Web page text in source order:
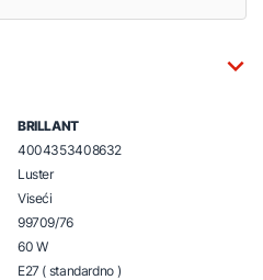
BRILLANT
4004353408632
Luster
Viseći
99709/76
60 W
E27 ( standardno )